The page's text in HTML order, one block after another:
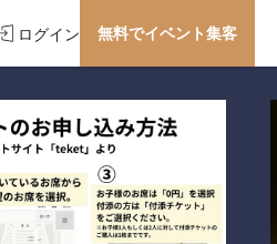
ログイン 無料でイベント集客